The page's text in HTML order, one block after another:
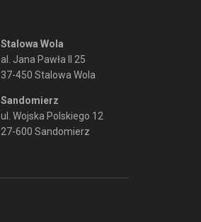
Stalowa Wola
al. Jana Pawła II 25
37-450 Stalowa Wola
Sandomierz
ul. Wojska Polskiego 12
27-600 Sandomierz